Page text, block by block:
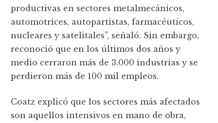
productivas en sectores metalmecánicos,
automotrices, autopartistas, farmacéuticos,
nucleares y satelitales”, señaló. Sin embargo,
reconoció que en los últimos dos años y
medio cerraron más de 3.000 industrias y se
perdieron más de 100 mil empleos.
Coatz explicó que los sectores más afectados
son aquellos intensivos en mano de obra,